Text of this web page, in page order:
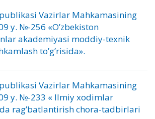
Vazirlar Mahkamasining
y. №-256 «O’zbekiston
akademiyasi moddiy-texnik
to’g’risida».
Vazirlar Mahkamasining
y. №-233 « Ilmiy xodimlar
rag’batlantirish chora-tadbirlari